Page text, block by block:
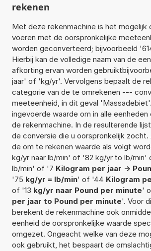
rekenen
Met deze rekenmachine is het mogelijk
voeren met de oorspronkelijke
worden geconverteerd; bijvoorbeeld
Hierbij kan de volledige naam van de
afkorting ervan worden
jaar' of 'kg/yr'. Vervolgens bepaalt de
categorie van de te omrekenen ---
meeteenheid, in dit geval
ingevoerde waarde om in alle
de rekenmachine. In de resulterende
de conversie die u oorspronkelijk
de om te rekenen waarde als volgt
kg/yr naar lb/min' of '82 kg/yr to lb/min'
lb/min' of '7 Kilogram per jaar ->
'75 kg/yr = lb/min' of '44 Kilogram
of '13 kg/yr naar Pound per minute'
per jaar to Pound per minute'. Voor
berekent de rekenmachine ook
eenheid de oorspronkelijke waarde
omgezet. Ongeacht welke van deze
ook gebruikt, het bespaart de